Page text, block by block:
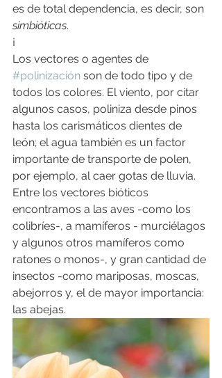
es de total dependencia, es decir, son
simbióticas.
¡
Los vectores o agentes de
#polinización son de todo tipo y de
todos los colores. El viento, por citar
algunos casos, poliniza desde pinos
hasta los carismáticos dientes de
león; el agua también es un factor
importante de transporte de polen,
por ejemplo, al caer gotas de lluvia.
Entre los vectores bióticos
encontramos a las aves -como los
colibríes-, a mamíferos - murciélagos
y algunos otros mamíferos como
ratones o monos-, y gran cantidad de
insectos -como mariposas, moscas,
abejorros y, el de mayor importancia:
las abejas.